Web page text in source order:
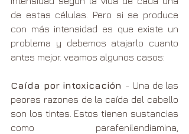
de estas células. Pero si se produce
con más intensidad es que existe un
problema y debemos atajarlo cuanto
antes mejor. veamos algunos casos:
Caída por intoxicación - Una de las
peores razones de la caída del cabello
son los tintes. Estos tienen sustancias
como parafenilendiamina,